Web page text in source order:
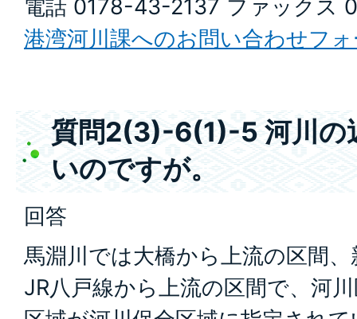
電話 0178-43-2137 ファックス
港湾河川課へのお問い合わせフ
質問2(3)-6(1)-5 河川の
いのですが。
回答
馬淵川では大橋から上流の区間
JR八戸線から上流の区間で、河